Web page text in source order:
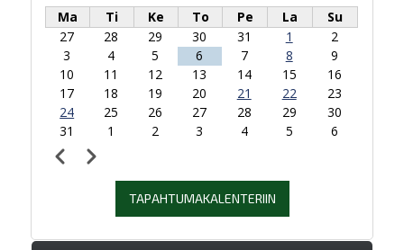
Ma Ti Ke To Pe La
Su
27
28 29 30 31 1
2
3
4 5 6 7 8
9
10
11 12 13 14 15
16
17
18 19 20 21 22
23
24
25 26 27 28 29
30
31
1 2 3 4 5
6
Sivutus
EdellinenSeuraava
TAPAHTUMAKALENTERIIN